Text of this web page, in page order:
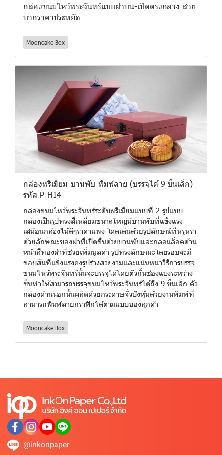
กล่องขนมไหว้พระจันทร์แบบฝาบน-เปิดตรงกลาง สวย
บวกราคาประหยัด
Mooncake Box
กล่องพรีเมี่ยม-บานพับ-พิมพ์ลาย (บรรจุได้ 9 ชิ้นเล็ก)
รหัส P-H14
กล่องขนมไหว้พระจันทร์ระดับพรีเมี่ยมแบบที่ 2 รูปแบบ
กล่องเป็นรูปทรงสี่เหลี่ยมขนาดใหญ่มีบานพับที่แข็งแรง
เสมือนกล่องไม้ดีๆราคาแพง โดดเด่นด้วยรูปลักษณ์ที่หรูหรา
ด้วยลักษณะของฝาที่เปิดขึ้นด้วยบานพับและกลอนล็อคด้าน
หน้าสีทองคำที่ช่วยเพิ่มมูลค่า รูปทรงลักษณะโดยรอบจะมี
ขอบสันที่แข็งแรงคงรูปร่างสวยงามและแน่นหนาวิธีการบรรจุ
ขนมไหว้พระจันทร์นั้นจะบรรจุได้โดยตัวกั้นช่องแบ่งระหว่าง
ชิ้นทำให้สามารถบรรจุขนมไหว้พระจันทร์ได้ถึง 9 ชิ้นเล็ก ตัว
กล่องด้านนอกนั้นผลิตด้วยกระดาษจั่วปังหุ้มด้วยงานพิมพ์ที่
สามารถพิมพ์ลายกราฟิกได้ตามแบบของลูกค้า
Mooncake Box
@inkonpaper